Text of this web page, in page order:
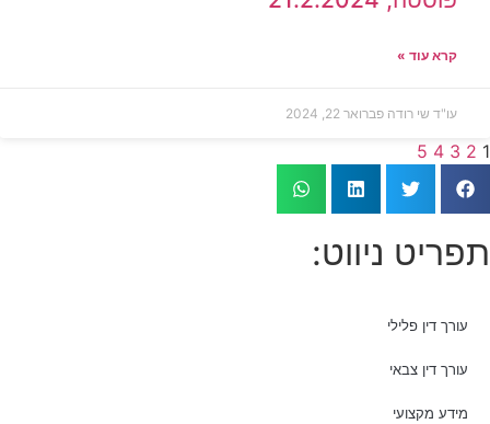
קרא עוד »
עו"ד שי רודה פברואר 22, 2024
1
2
3
4
5
תפריט ניווט:
עורך דין פלילי
עורך דין צבאי
מידע מקצועי